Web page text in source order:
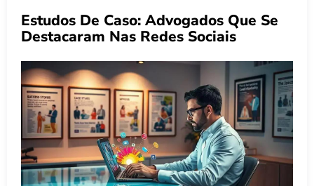
Estudos De Caso: Advogados Que Se
Destacaram Nas Redes Sociais